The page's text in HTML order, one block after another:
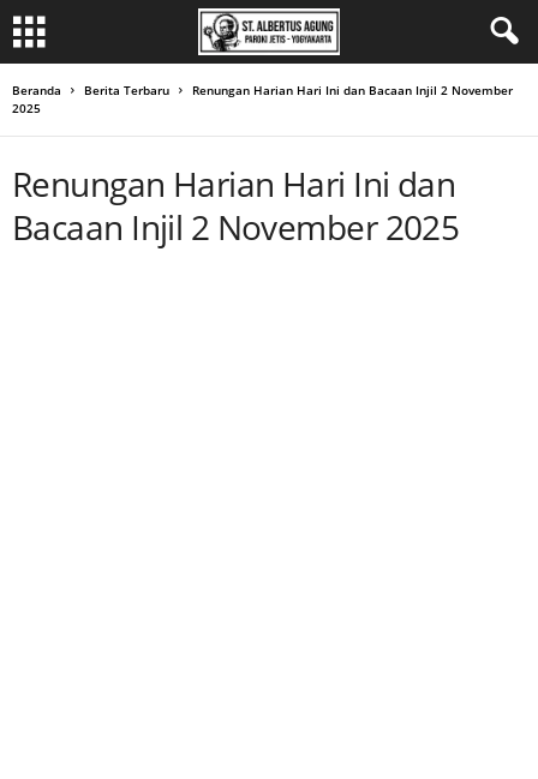
Beranda Berita Terbaru
Renungan Harian Hari Ini dan Bacaan Injil 2 November
2025
Renungan Harian Hari Ini dan
Bacaan Injil 2 November 2025